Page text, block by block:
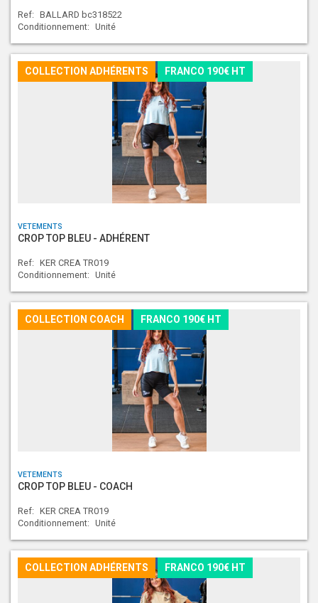
Ref: BALLARD bc318522
Conditionnement: Unité
COLLECTION ADHÉRENTS FRANCO 190€ HT
VETEMENTS
CROP TOP BLEU - ADHÉRENT
Ref: KER CREA TR019
Conditionnement: Unité
COLLECTION COACH FRANCO 190€ HT
VETEMENTS
CROP TOP BLEU - COACH
Ref: KER CREA TR019
Conditionnement: Unité
COLLECTION ADHÉRENTS FRANCO 190€ HT